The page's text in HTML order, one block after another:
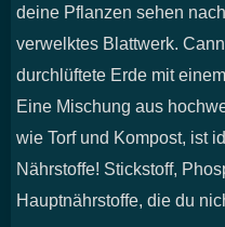
deine Pflanzen sehen
verwelktes Blattwerk.
durchlüftete Erde mit
Eine Mischung aus
wie Torf und Kompost, ist
Nährstoffe! Stickstoff,
Hauptnährstoffe, die du